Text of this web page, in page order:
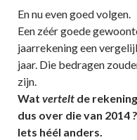
En nu even goed volgen.
Een zéér goede
jaarrekening een
jaar. Die bedragen
zijn.
Wat vertelt de
dus over die van 2014 ?
Iets héél anders.